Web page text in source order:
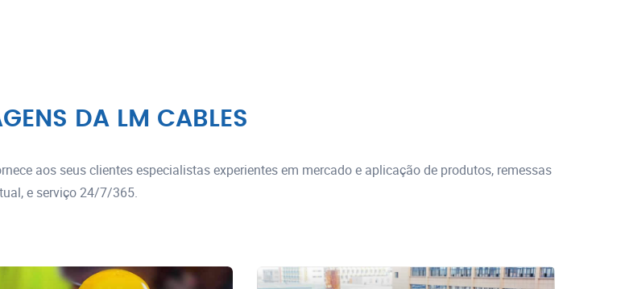
DA LM CABLES
aos seus clientes especialistas experientes em mercado e aplicação de produtos, remessas
e serviço 24/7/365.